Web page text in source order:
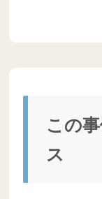
この
ス